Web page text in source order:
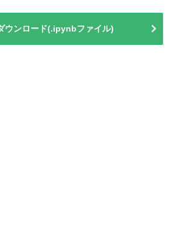
ウンロード(.ipynbファイル)